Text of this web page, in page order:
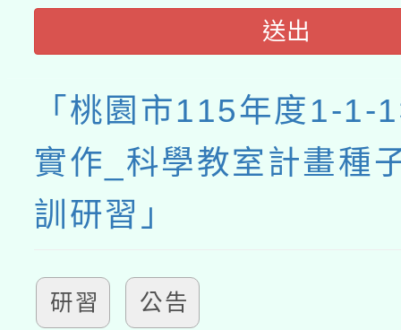
送出
「桃園市115年度1-1-
實作_科學教室計畫種
訓研習」
研習 公告